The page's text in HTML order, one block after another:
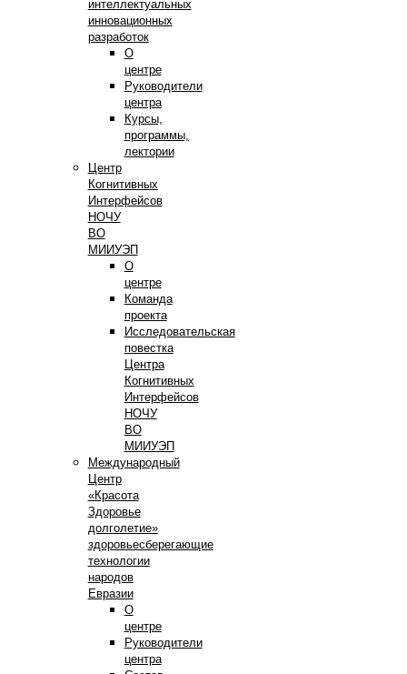
интеллектуальных
инновационных
разработок
О
центре
Руководители
центра
Курсы,
программы,
лектории
Центр
Когнитивных
Интерфейсов
НОЧУ
ВО
МИИУЭП
О
центре
Команда
проекта
Исследовательская
повестка
Центра
Когнитивных
Интерфейсов
НОЧУ
ВО
МИИУЭП
Международный
Центр
«Красота
Здоровье
долголетие»
здоровьесберегающие
технологии
народов
Евразии
О
центре
Руководители
центра